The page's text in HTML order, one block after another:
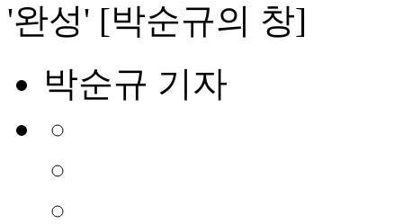
'완성' [박순규의 창]
박순규 기자